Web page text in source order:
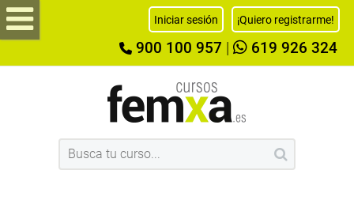
Iniciar sesión ¡Quiero registrarme!
900 100 957 619 926 324